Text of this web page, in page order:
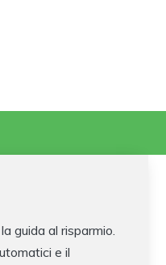
guida al risparmio.
e il